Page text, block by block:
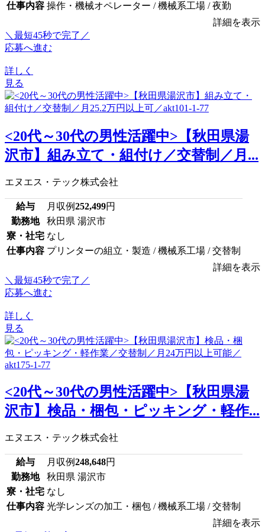
仕事内容 操作・機械オペレーター / 機械系工場 / 夜勤
詳細を表示
＼最短45秒で完了／
応募へ進む
詳しく
見る
<20代～30代の男性活躍中>【秋田県湯
沢市】組み立て・組付け／交替制／月...
エヌエス・テック株式会社
給与 月収例252,499円
勤務地
秋田県 湯沢市
寮・社宅 なし
仕事内容 プリンターの組立・製造 / 機械系工場 / 交替制
詳細を表示
＼最短45秒で完了／
応募へ進む
詳しく
見る
<20代～30代の男性活躍中>【秋田県湯
沢市】検品・梱包・ピッキング・軽作...
エヌエス・テック株式会社
給与 月収例248,648円
勤務地
秋田県 湯沢市
寮・社宅 なし
仕事内容 光学レンズの加工・梱包 / 機械系工場 / 交替制
詳細を表示